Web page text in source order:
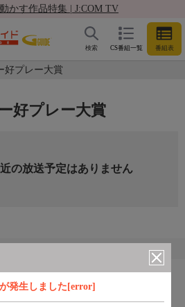
かす作品特集 | J:COM TV
CS番組一覧 番組表
検索
好プレー大賞
発生しました[error]
好プレー大賞
の放送予定はありません
番組